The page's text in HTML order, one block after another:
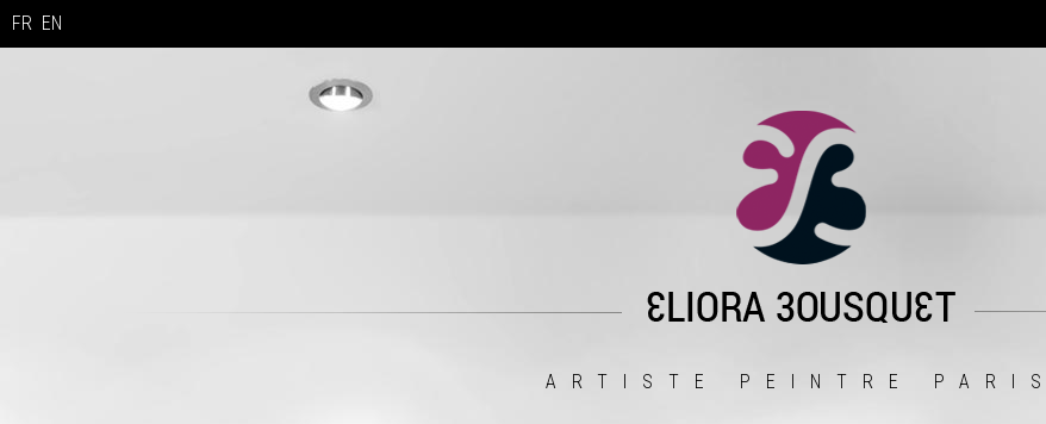
FR EN
ARTISTE PEINTRE PARIS